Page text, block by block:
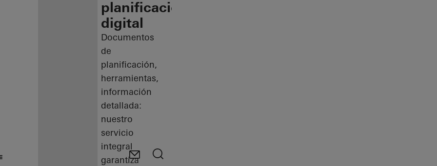
planificación
digital
Documentos
de
planificación,
herramientas,
información
detallada:
nuestro
servicio
integral
garantiza